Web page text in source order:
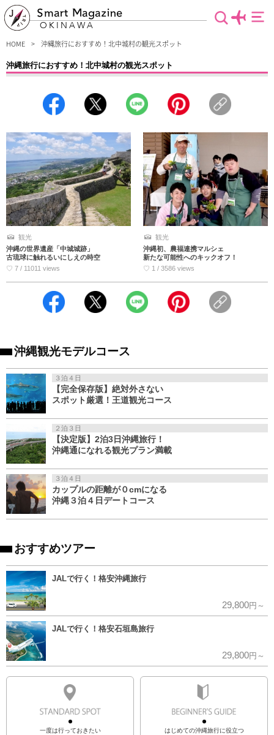
Smart Magazine
OKINAWA
HOME 沖縄旅行におすすめ！北中城村の観光スポット
沖縄旅行におすすめ！北中城村の観光スポット
ベーションしたおしゃれカフェやセレクトショップが多く点在し、カップルや女子
旅に人気の観光地です。のんびりとした原風景や文化遺産に触れられるだけでな
ます。
観光
沖縄の世界遺産「中城城跡」
古琉球に触れるいにしえの時空
♡ 7 / 11011 views
観光
沖縄初、農福連携マルシェ
新たな可能性へのキックオフ！
♡ 1 / 3586 views
沖縄観光モデルコース
３泊４日
【完全保存版】絶対外さない
スポット厳選！王道観光コース
２泊３日
【決定版】2泊3日沖縄旅行！
沖縄通になれる観光プラン満載
３泊４日
カップルの距離が０cmになる
沖縄３泊４日デートコース
おすすめツアー
JALで行く！格安沖縄旅行
29,800円～
JALで行く！格安石垣島旅行
29,800円～
一度は行っておきたい
はじめての沖縄旅行に役立つ